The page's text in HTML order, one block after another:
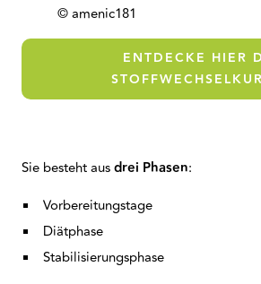
© amenic181
ENTDECKE HIER
Sie besteht ausdrei Phasen:
Vorbereitungstage
Diätphase
Stabilisierungsphase